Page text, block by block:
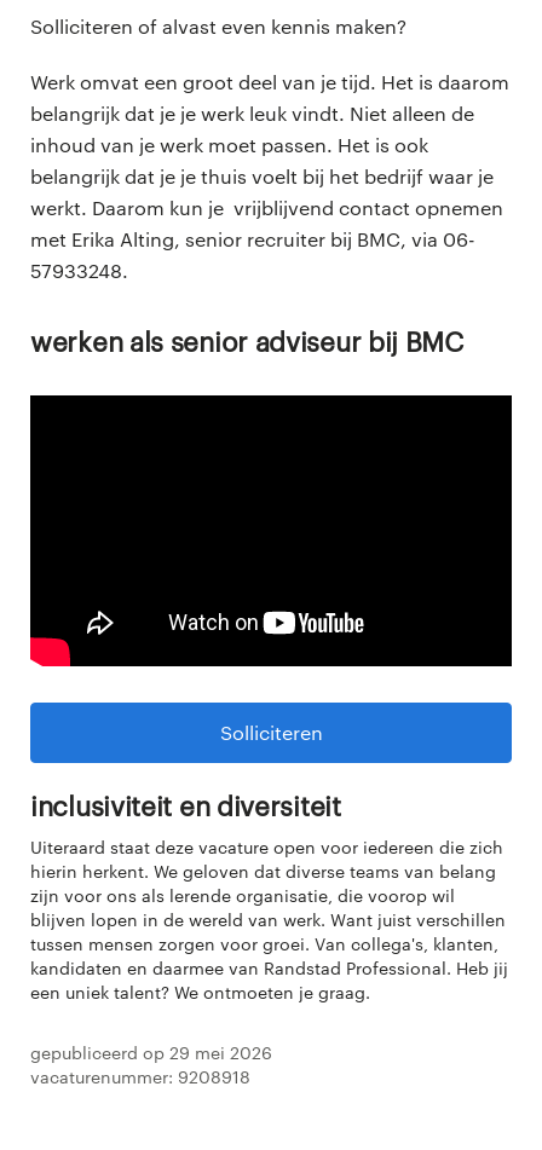
Solliciteren of alvast even kennis maken?
Werk omvat een groot deel van je tijd. Het is daarom
belangrijk dat je je werk leuk vindt. Niet alleen de
inhoud van je werk moet passen. Het is ook
belangrijk dat je je thuis voelt bij het bedrijf waar je
werkt. Daarom kun je vrijblijvend contact opnemen
met Erika Alting, senior recruiter bij BMC, via 06-
57933248.
Werken als senior adviseur bij BMC
Solliciteren
Inclusiviteit en diversiteit
Uiteraard staat deze vacature open voor iedereen die zich
hierin herkent. We geloven dat diverse teams van belang
zijn voor ons als lerende organisatie, die voorop wil
blijven lopen in de wereld van werk. Want juist verschillen
tussen mensen zorgen voor groei. Van collega's, klanten,
kandidaten en daarmee van Randstad Professional. Heb jij
een uniek talent? We ontmoeten je graag.
Gepubliceerd op 29 mei 2026
Vacaturenummer: 9208918